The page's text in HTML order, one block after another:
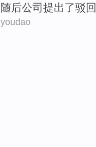
随后公司 提出了驳回
youdao